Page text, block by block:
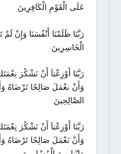
عَلَى الْقَوْمِ الْكَافِرِينَ
رَبَّنَا ظَلَمْنَا أَنْفُسَنَا وَإِنْ
الْخَاسِرِينَ
رَبَّنَا أَوْزِعْناَ أَنْ نَشْكُرَ
وَأَنْ نعْمَلَ صَالِحًا تَرْضَاهُ
الصَّالِحِينَ
رَبَّنَا أَوْزِعْناَ أَنْ نَشْكُرَ
وَأَنْ نَعْمَلَ صَالِحًا تَرْضَاهُ